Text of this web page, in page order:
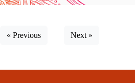
« Previous Next »